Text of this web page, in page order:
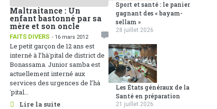
Maltraitance : Un
enfant bastonné par sa
mère et son oncle
FAITS DIVERS - 16 mars 2012
Le petit garçon de 12 ans est
interné à l’hà´pital de district de
Bonassama. Junior samba est
actuellement interné aux
services des urgences de l’hà
´pital...
Lire la suite
Sport et santé : le panier
gagnant des « bayam-
sellam »
28 juillet 2026
Les États généraux de la
Santé en préparation
21 juillet 2026